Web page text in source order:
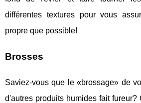
différentes textures pour vous
propre que possible!
Brosses
Saviez-vous que le «brossage» de
d'autres produits humides fait fureur?